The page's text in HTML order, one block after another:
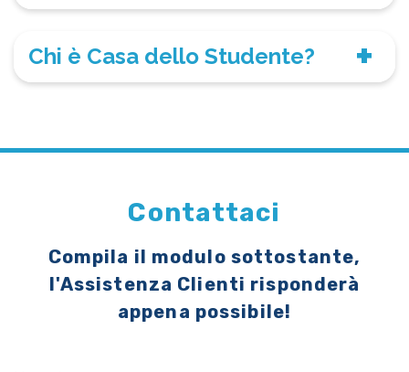
Chi è Casa dello Studente?
Contattaci
Compila il modulo sottostante,
l'Assistenza Clienti risponderà
appena possibile!